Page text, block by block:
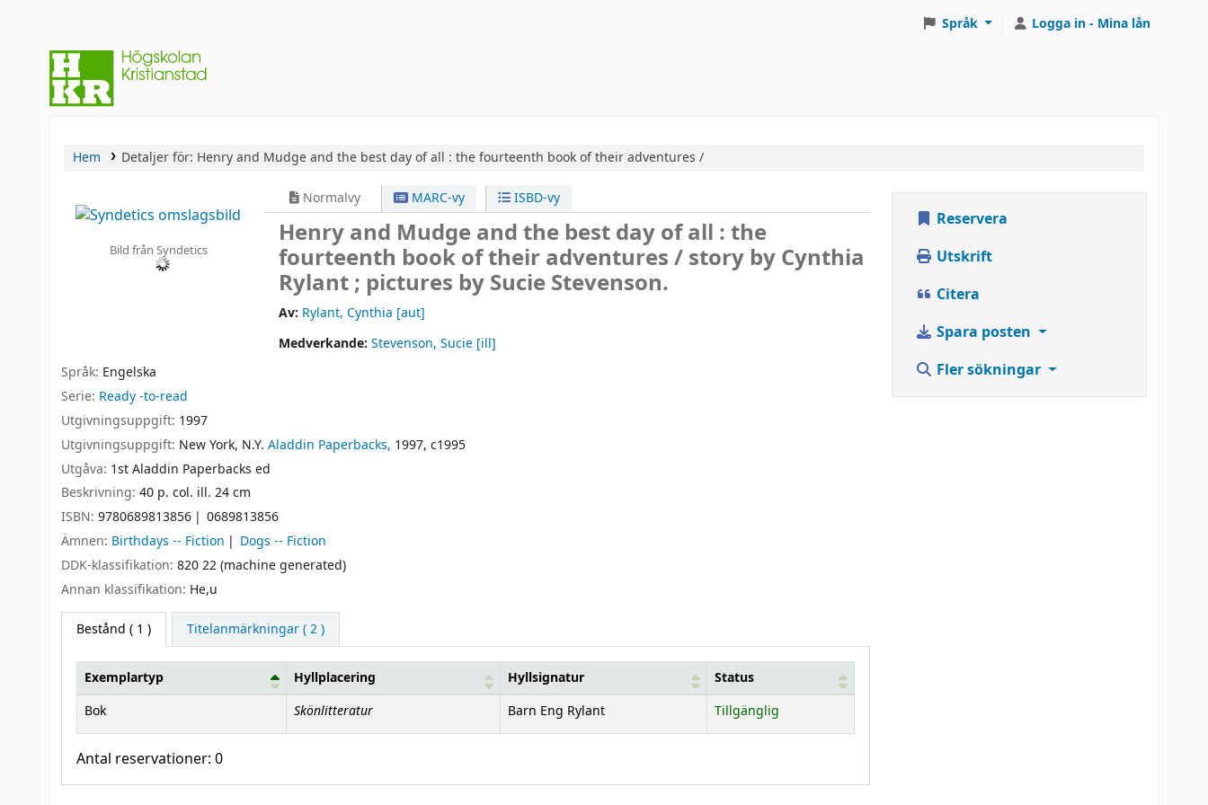
Språk Logga in - Mina lån
Hem Detaljer för: Henry and Mudge and the best day of all : the fourteenth book of their adventures /
Bild från Syndetics
Normalvy MARC-vy ISBD-vy
Henry and Mudge and the best day of all : the
fourteenth book of their adventures /story by Cynthia
Rylant ; pictures by Sucie Stevenson.
Av: Rylant, Cynthia [aut]
Medverkande:Stevenson, Sucie [ill]
Språk: Engelska
Serie: Ready -to-read
Utgivningsuppgift: 1997
Utgivningsuppgift: New York, N.Y. Aladdin Paperbacks, 1997, c1995
Utgåva: 1st Aladdin Paperbacks ed
Beskrivning: 40 p. col. ill. 24 cm
ISBN: 9780689813856
0689813856
Ämnen: Birthdays -- Fiction
Dogs -- Fiction
DDK-klassifikation: 820 22 (machine generated)
Annan klassifikation: He,u
Bestånd ( 1 ) Titelanmärkningar ( 2 )
Bestånd
Exemplartyp Hyllplacering Hyllsignatur
Status
Bok
Skönlitteratur Barn Eng Rylant Tillgänglig
Antal reservationer: 0
Reservera
Utskrift
Citera
Spara posten
Fler sökningar